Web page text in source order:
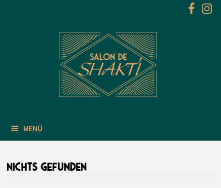
MENÜ
NICHTS GEFUNDEN